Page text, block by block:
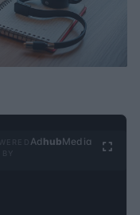
Ad hubMedia